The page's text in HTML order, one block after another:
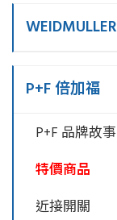
WEIDMULLER
P+F 倍加福
P+F 品牌故事
特價商品
近接開關